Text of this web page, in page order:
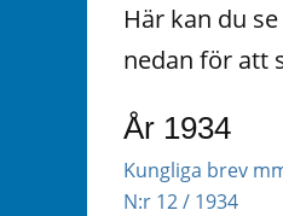
Här kan du
nedan för att
År 1934
Kungliga brev
N:r 12 / 1934